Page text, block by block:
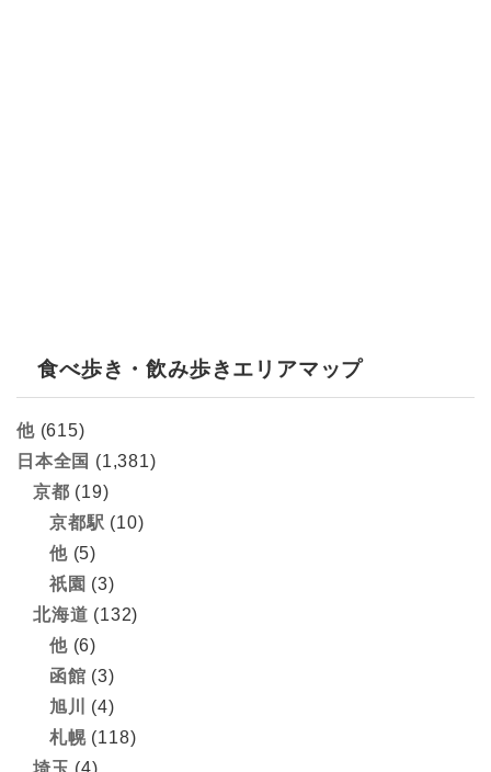
食べ歩き・飲み歩きエリアマップ
他(615)
日本全国 (1,381)
京都 (19)
京都駅 (10)
他(5)
祇園 (3)
北海道 (132)
他(6)
函館 (3)
旭川
(4)
札幌(118)